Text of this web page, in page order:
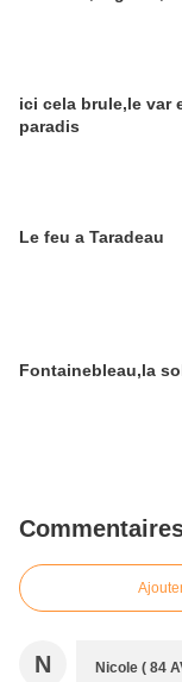
ici cela brule,le var
paradis
Le feu a Taradeau
Fontainebleau,la
N Nicole ( 84